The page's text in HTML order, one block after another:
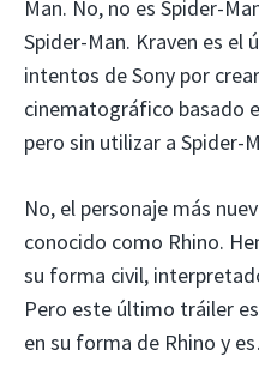
Man. No, no es Spider-
Spider-Man. Kraven es
intentos de Sony por
cinematográfico basado
pero sin utilizar a Spider-
No, el personaje más
conocido como Rhino.
su forma civil,
Pero este último tráiler
en su forma de Rhino y